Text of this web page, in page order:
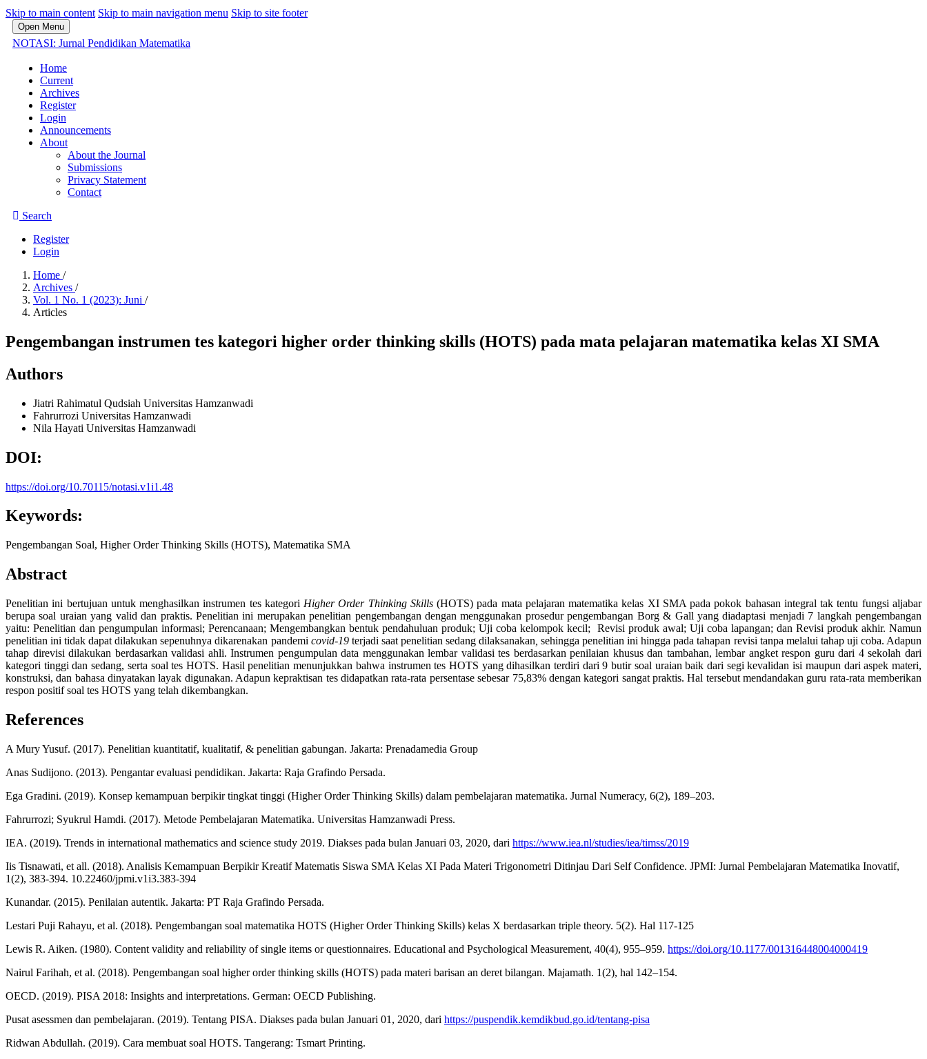
Skip to main content Skip to main navigation menu Skip to site footer
Open Menu
NOTASI: Jurnal Pendidikan Matematika
Home
Current
Archives
Register
Login
Announcements
About
About the Journal
Submissions
Privacy Statement
Contact
Search
Register
Login
Home /
Archives /
Vol. 1 No. 1 (2023): Juni /
Articles
Pengembangan instrumen tes kategori higher order thinking skills (HOTS) pada mata pelajaran matematika kelas XI SMA
Authors
Jiatri Rahimatul Qudsiah Universitas Hamzanwadi
Fahrurrozi Universitas Hamzanwadi
Nila Hayati Universitas Hamzanwadi
DOI:
https://doi.org/10.70115/notasi.v1i1.48
Keywords:
Pengembangan Soal, Higher Order Thinking Skills (HOTS), Matematika SMA
Abstract
Penelitian ini bertujuan untuk menghasilkan instrumen tes kategori Higher Order Thinking Skills(HOTS) pada mata pelajaran matematika kelas XI SMA pada pokok bahasan integral tak tentu fungsi aljabar
berupa soal uraian yang valid dan praktis. Penelitian ini merupakan penelitian pengembangan dengan menggunakan prosedur pengembangan Borg & Gall yang diadaptasi menjadi 7 langkah pengembangan
yaitu: Penelitian dan pengumpulan informasi; Perencanaan; Mengembangkan bentuk pendahuluan produk; Uji coba kelompok kecil; Revisi produk awal; Uji coba lapangan; dan Revisi produk akhir. Namun
penelitian ini tidak dapat dilakukan sepenuhnya dikarenakan pandemi covid-19terjadi saat penelitian sedang dilaksanakan sehingga penelitian ini hingga pada tahapan revisi tanpa melalui tahap uji coba. Adapun
tahap direvisi dilakukan berdasarkan validasi ahli. Instrumen pengumpulan data menggunakan lembar validasi tes berdasarkan penilaian khusus dan tambahan, lembar angket respon guru dari 4 sekolah dari
kategori tinggi dan sedang, serta soal tes HOTS. Hasil penelitian menunjukkan bahwa instrumen tes HOTS yang dihasilkan terdiri dari 9 butir soal uraian baik dari segi kevalidan isi maupun dari aspek materi,
konstruksi, dan bahasa dinyatakan layak digunakan. Adapun kepraktisan tes didapatkan rata-rata persentase sebesar 75,83% dengan kategori sangat praktis. Hal tersebut mendandakan guru rata-rata memberikan
respon positif soal tes HOTS yang telah dikembangkan.
References
A Mury Yusuf. (2017). Penelitian kuantitatif, kualitatif, & penelitian gabungan. Jakarta: Prenadamedia Group
Anas Sudijono. (2013). Pengantar evaluasi pendidikan. Jakarta: Raja Grafindo Persada.
Ega Gradini. (2019). Konsep kemampuan berpikir tingkat tinggi (Higher Order Thinking Skills) dalam pembelajaran matematika. Jurnal Numeracy, 6(2), 189–203.
Fahrurrozi; Syukrul Hamdi. (2017). Metode Pembelajaran Matematika. Universitas Hamzanwadi Press.
IEA. (2019). Trends in international mathematics and science study 2019. Diakses pada bulan Januari 03, 2020, dari https://www.iea.nl/studies/iea/timss/2019
Iis Tisnawati, et all. (2018). Analisis Kemampuan Berpikir Kreatif Matematis Siswa SMA Kelas XI Pada Materi Trigonometri Ditinjau Dari Self Confidence. JPMI: Jurnal Pembelajaran Matematika Inovatif,
1(2), 383-394. 10.22460/jpmi.v1i3.383-394
Kunandar. (2015). Penilaian autentik. Jakarta: PT Raja Grafindo Persada.
Lestari Puji Rahayu, et al. (2018). Pengembangan soal matematika HOTS (Higher Order Thinking Skills) kelas X berdasarkan triple theory. 5(2). Hal 117-125
Lewis R. Aiken. (1980). Content validity and reliability of single items or questionnaires. Educational and Psychological Measurement, 40(4), 955–959. https://doi.org/10.1177/001316448004000419
Nairul Farihah, et al. (2018). Pengembangan soal higher order thinking skills (HOTS) pada materi barisan an deret bilangan. Majamath. 1(2), hal 142–154.
OECD. (2019). PISA 2018: Insights and interpretations. German: OECD Publishing.
Pusat asessmen dan pembelajaran. (2019). Tentang PISA. Diakses pada bulan Januari 01, 2020, dari https://puspendik.kemdikbud.go.id/tentang-pisa
Ridwan Abdullah. (2019). Cara membuat soal HOTS. Tangerang: Tsmart Printing.